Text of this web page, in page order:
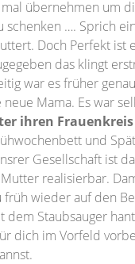
übernehmen um
schenken …. Sprich
Doch Perfekt ist
das klingt
war es früher
Mama. Es war
ihren Frauenkreis
und
Gesellschaft ist
realisierbar.
früh wieder auf den
dem Staubsauger
dich im Vorfeld